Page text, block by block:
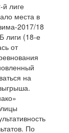
й лиге
места в
2017/18
лиги (18-е
от
на
По